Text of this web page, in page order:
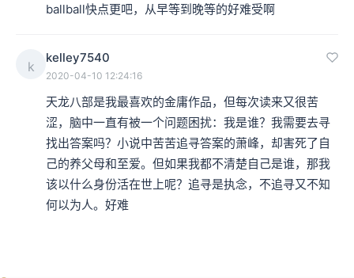
ballball快点更吧，从早等到晚等的好难受啊
k
kelley7540
2020-04-10 12:24:16
天龙八部是我最喜欢的金庸作品，但每次读来又很苦
涩，脑中一直有被一个问题困扰：我是谁？我需要去寻
找出答案吗？小说中苦苦追寻答案的萧峰，却害死了自
己的养父母和至爱。但如果我都不清楚自己是谁，那我
该以什么身份活在世上呢？追寻是执念，不追寻又不知
何以为人。好难